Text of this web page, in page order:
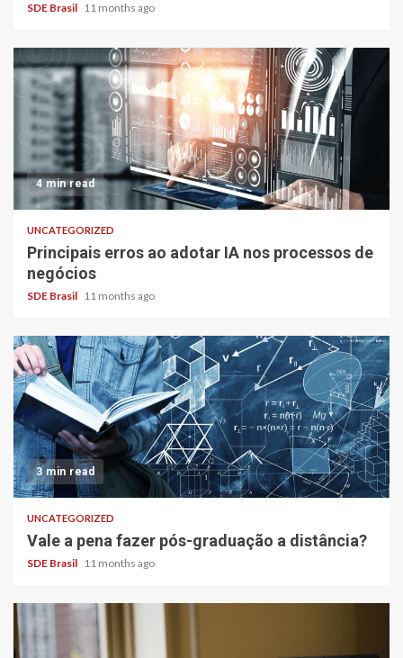
SDE Brasil 11 months ago
4 min read
UNCATEGORIZED
Principais erros ao adotar IA nos processos de
negócios
SDE Brasil 11 months ago
3 min read
UNCATEGORIZED
Vale a pena fazer pós-graduação a distância?
SDE Brasil 11 months ago